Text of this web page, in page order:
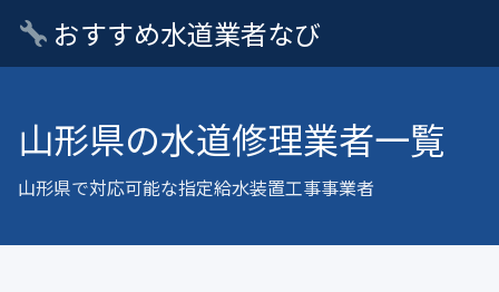
おすすめ水道業者なび
山形県の水道修理業者一覧
山形県で対応可能な指定給水装置工事事業者